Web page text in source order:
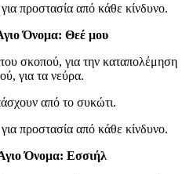
προστασία από κάθε κίνδυνο.
Όνομα: Θεέ μου
σκοπού, για την καταπολέμηση
για τα νεύρα.
από το συκώτι.
προστασία από κάθε κίνδυνο.
Όνομα: Εσσιήλ